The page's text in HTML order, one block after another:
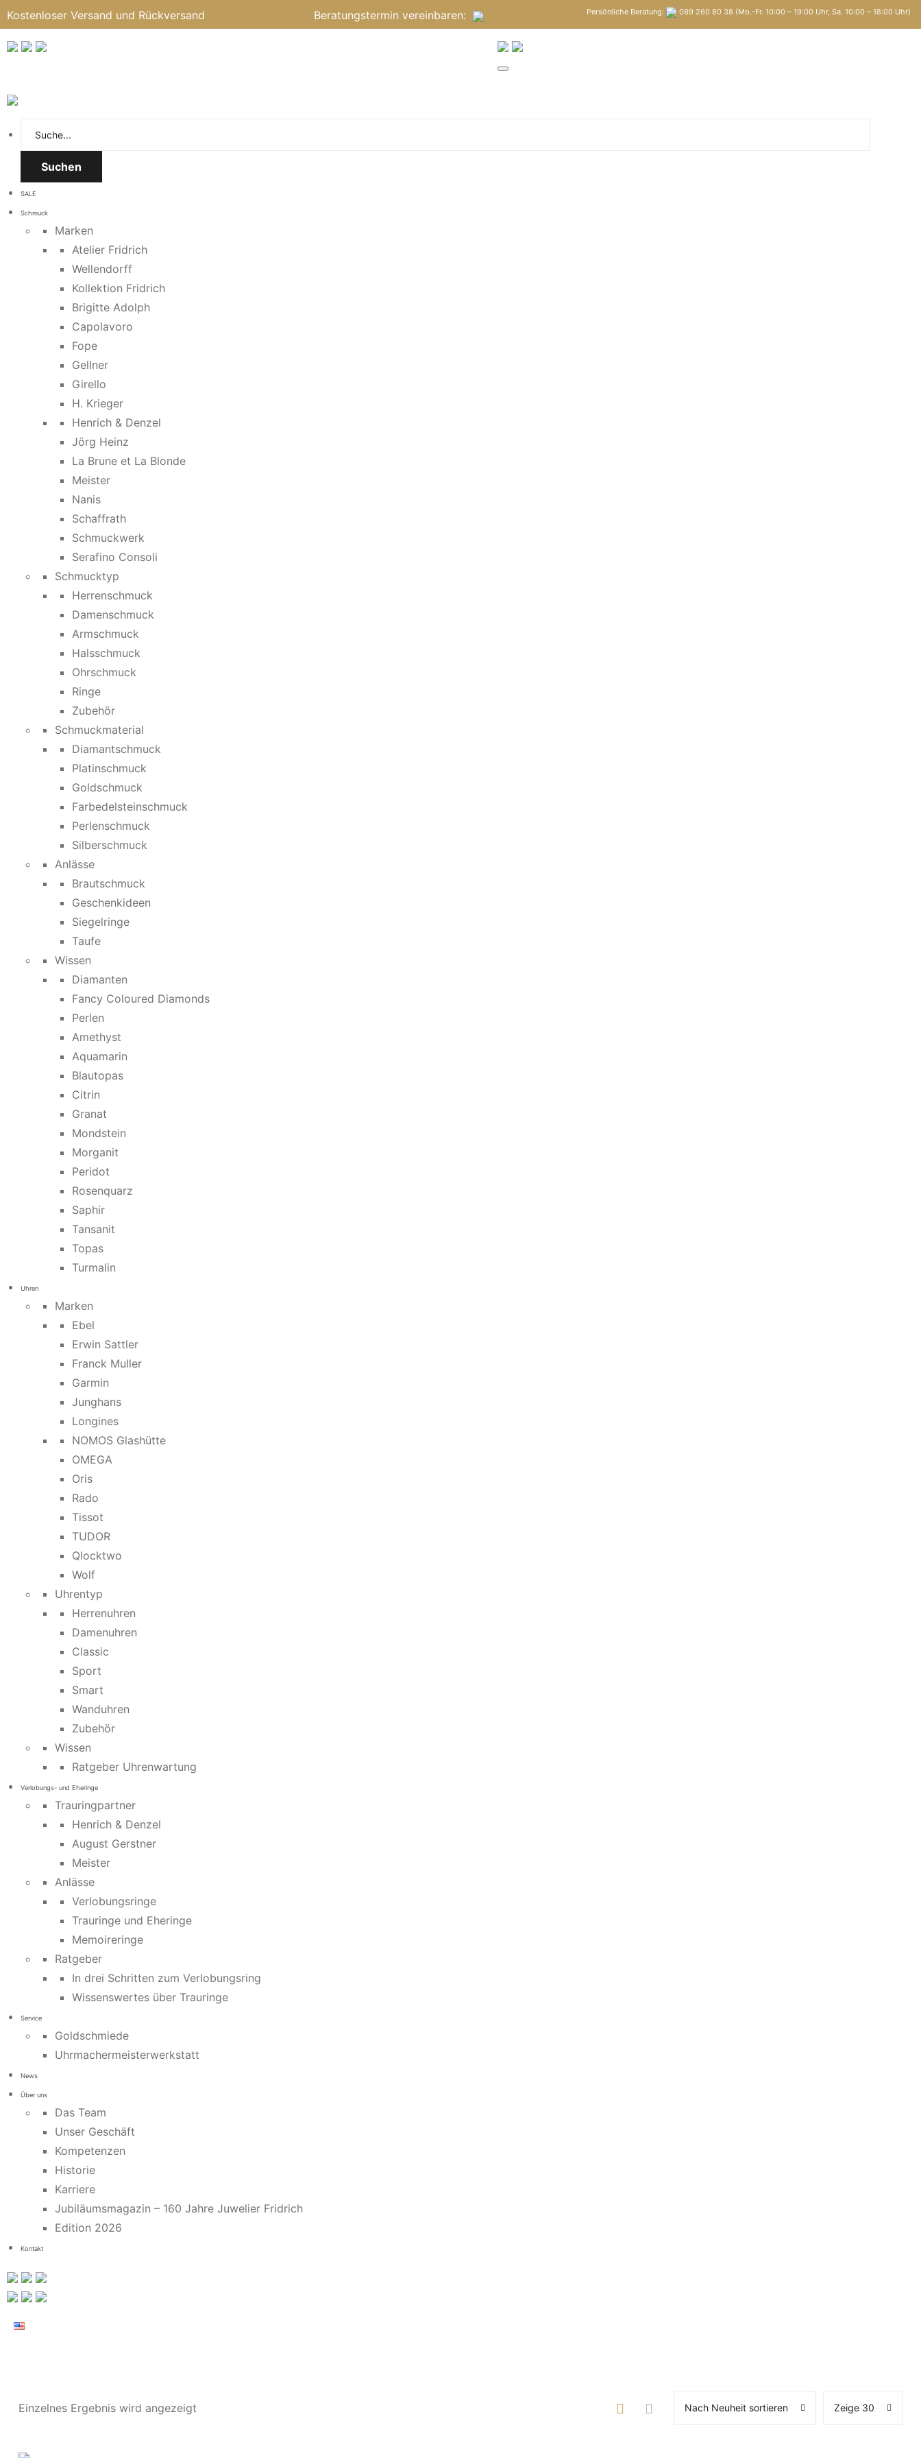
Kostenloser Versand und Rückversand Beratungstermin vereinbaren: Persönliche Beratung: 089 260 80 38 (Mo.-Fr. 10:00 – 19:00 Uhr, Sa. 10:00 – 18:00 Uhr)
Suchen
SALE
Schmuck
Marken
Atelier Fridrich
Wellendorff
Kollektion Fridrich
Brigitte Adolph
Capolavoro
Fope
Gellner
Girello
H. Krieger
Henrich & Denzel
Jörg Heinz
La Brune et La Blonde
Meister
Nanis
Schaffrath
Schmuckwerk
Serafino Consoli
Schmucktyp
Herrenschmuck
Damenschmuck
Armschmuck
Halsschmuck
Ohrschmuck
Ringe
Zubehör
Schmuckmaterial
Diamantschmuck
Platinschmuck
Goldschmuck
Farbedelsteinschmuck
Perlenschmuck
Silberschmuck
Anlässe
Brautschmuck
Geschenkideen
Siegelringe
Taufe
Wissen
Diamanten
Fancy Coloured Diamonds
Perlen
Amethyst
Aquamarin
Blautopas
Citrin
Granat
Mondstein
Morganit
Peridot
Rosenquarz
Saphir
Tansanit
Topas
Turmalin
Uhren
Marken
Ebel
Erwin Sattler
Franck Muller
Garmin
Junghans
Longines
NOMOS Glashütte
OMEGA
Oris
Rado
Tissot
TUDOR
Qlocktwo
Wolf
Uhrentyp
Herrenuhren
Damenuhren
Classic
Sport
Smart
Wanduhren
Zubehör
Wissen
Ratgeber Uhrenwartung
Verlobungs- und Eheringe
Trauringpartner
Henrich & Denzel
August Gerstner
Meister
Anlässe
Verlobungsringe
Trauringe und Eheringe
Memoireringe
Ratgeber
In drei Schritten zum Verlobungsring
Wissenswertes über Trauringe
Service
Goldschmiede
Uhrmachermeisterwerkstatt
News
Über uns
Das Team
Unser Geschäft
Kompetenzen
Historie
Karriere
Jubiläumsmagazin – 160 Jahre Juwelier Fridrich
Edition 2026
Kontakt
Einzelnes Ergebnis wird angezeigt Nach Neuheit sortieren Zeige 30